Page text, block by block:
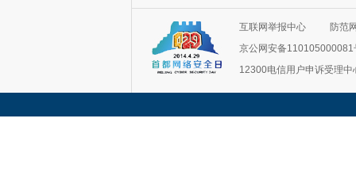
互联网举报中心
防范
京公网安备110105000081
12300电信用户申诉受理中